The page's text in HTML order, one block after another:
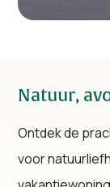
Natuur,
Ontdek de
voor